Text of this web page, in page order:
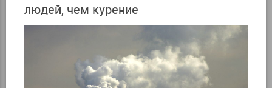
людей, чем курение